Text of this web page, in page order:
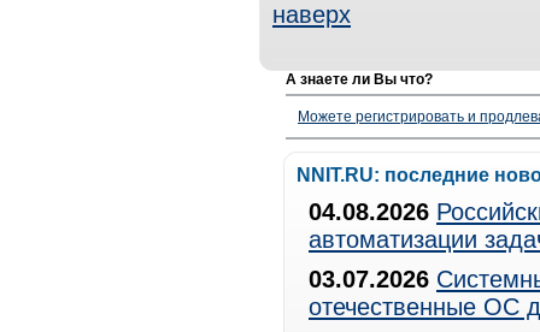
наверх
А знаете ли Вы что?
Можете регистрировать и
NNIT.RU: последние
04.08.2026
автоматизации
03.07.2026
отечественные ОС